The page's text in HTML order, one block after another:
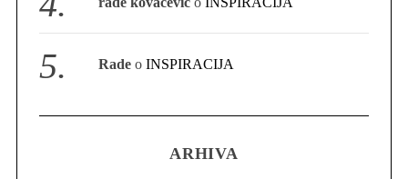
Rade oINSPIRACIJA
ARHIVA